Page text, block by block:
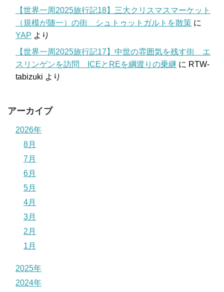
【世界一周2025旅行記18】三大クリスマスマーケット
（規模が随一）の街 シュトゥットガルトを散策 に
YAP より
【世界一周2025旅行記17】中世の雰囲気を残す街 エ
スリンゲンを訪問 ICEとREを綱渡りの乗継 に RTW-
tabizuki より
アーカイブ
2026年
8月
7月
6月
5月
4月
3月
2月
1月
2025年
2024年